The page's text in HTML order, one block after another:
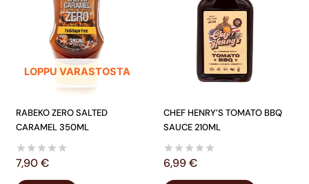
LOPPU VARASTOSTA
RABEKO ZERO SALTED
CARAMEL 350ML
7,90€
CHEF HENRY’S TOMATO BBQ
SAUCE 210ML
6,99€